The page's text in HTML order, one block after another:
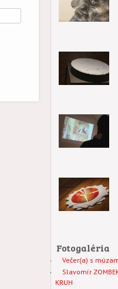
Fotogaléria
Večer(a) s
Slavomír
KRUH